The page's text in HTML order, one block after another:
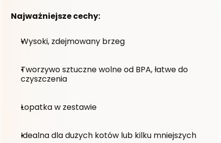
Najważniejsze cechy:
Wysoki, zdejmowany brzeg
Tworzywo sztuczne wolne od BPA, łatwe do
czyszczenia
Łopatka w zestawie
Idealna dla dużych kotów lub kilku mniejszych